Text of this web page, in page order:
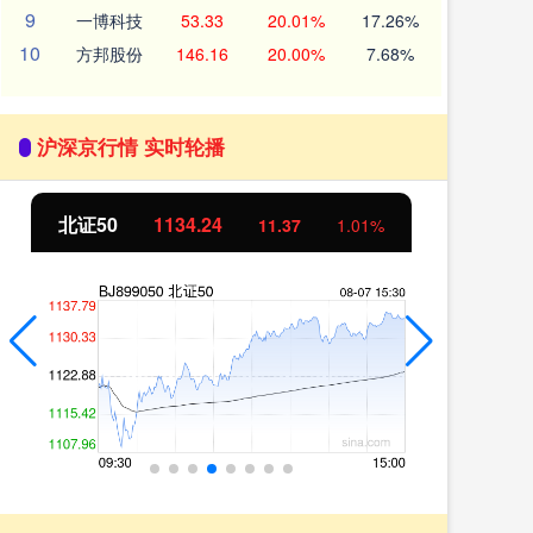
9 一博科技 53.33 20.01% 17.26%
10 方邦股份 146.16 20.00% 7.68%
沪深京行情 实时轮播
北证50 1134.24 11.37 1.01%